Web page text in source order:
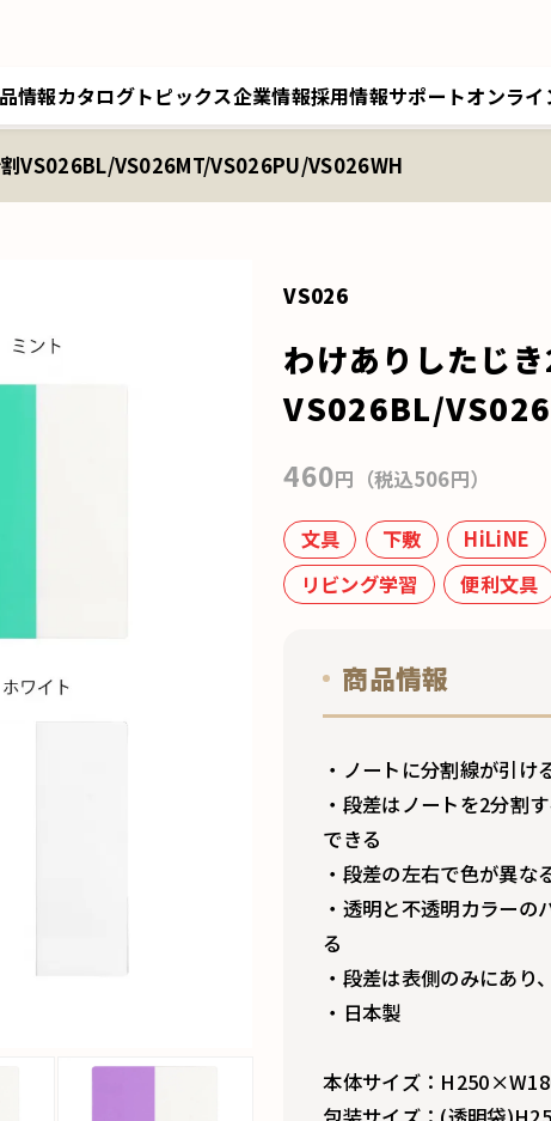
情報カタログトピックス企業情報
トップメッセージ／経営理念
採用情報
採用情報トップ
サポート
サポートトップ
オンラ
クツワオンライン
VS026BL/VS026MT/VS026PU/VS026WH
VS026
わけありしたじ
VS026BL/
460円（税込506円）
文具 下敷 HiLiNE
リビング学習
便利文具
商品情報
・ノートに分割線が引け
・段差はノートを2分割
できる
・段差の左右で色が異
・透明と不透明カラー
る
・段差は表側のみにあり
・日本製
本体サイズ：